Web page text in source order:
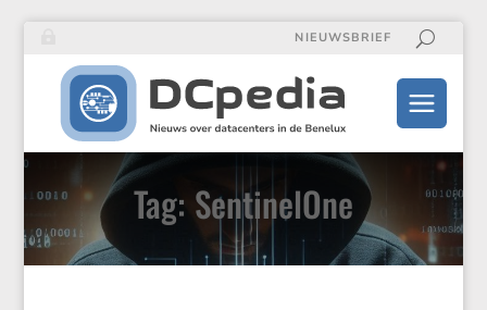
NIEUWSBRIEF
Tag: SentinelOne